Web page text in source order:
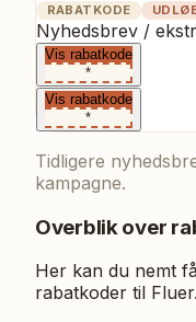
RABATKODE
Nyhedsbrev /
Vis rabatkode
*
Vis rabatkode
*
Tidligere
kampagne.
Overblik over
Her kan du nemt
rabatkoder til Fluer.